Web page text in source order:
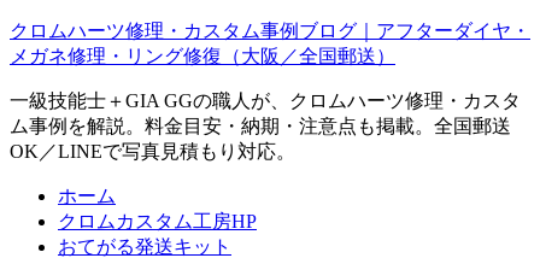
クロムハーツ修理・カスタム事例ブログ｜アフターダイヤ・
メガネ修理・リング修復（大阪／全国郵送）
一級技能士＋GIA GGの職人が、クロムハーツ修理・カスタ
ム事例を解説。料金目安・納期・注意点も掲載。全国郵送
OK／LINEで写真見積もり対応。
ホーム
クロムカスタム工房HP
おてがる発送キット